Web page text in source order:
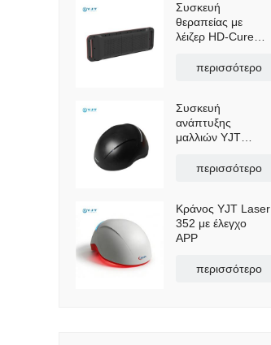
εξαιρετικά μήκους
κύματος OEM
Συσκευή
θεραπείας με
λέιζερ HD-Cure
χαμηλής στάθμης
για ανακούφιση
από τον πόνο και
ανάρρωση
περισσότερο
Συσκευή
ανάπτυξης
μαλλιών YJT
περισσότερο
Κράνος YJT Laser
352 με έλεγχο
APP
περισσότερο